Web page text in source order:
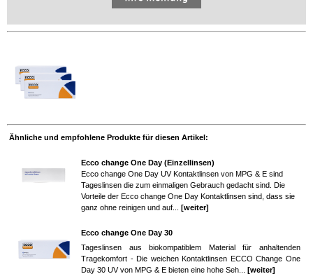
Ähnliche und empfohlene Produkte für diesen Artikel:
Ecco change One Day (Einzellinsen)
Ecco change One Day UV Kontaktlinsen von MPG & E sind
Tageslinsen die zum einmaligen Gebrauch gedacht sind. Die
Vorteile der Ecco change One Day Kontaktlinsen sind, dass sie
ganz ohne reinigen und auf... [weiter]
Ecco change One Day 30
Tageslinsen aus biokompatiblem Material für anhaltenden
Tragekomfort - Die weichen Kontaktlinsen ECCO Change One
Day 30 UV von MPG & E bieten eine hohe Seh... [weiter]